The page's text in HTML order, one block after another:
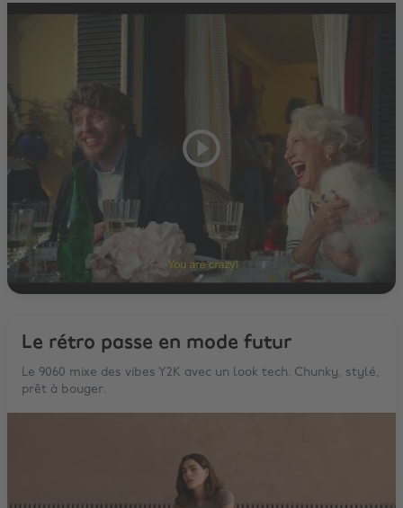
Le rétro passe en mode futur
Le 9060 mixe des vibes Y2K avec un look tech. Chunky, stylé,
prêt à bouger.